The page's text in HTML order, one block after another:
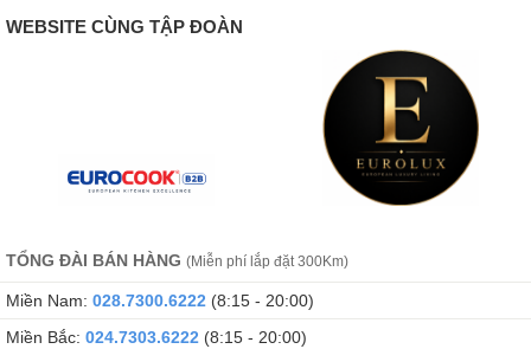
truyền thống.
Sấy ở nhiệt độ thấp (~50–55°C) giúp bảo vệ sợi vải, giữ
Độ ồn thấp chỉ khoảng 64 dB – vận hành êm ái, không gây
cư hoặc nhà nhỏ
WEBSITE CÙNG TẬP ĐOÀN
TỔNG ĐÀI BÁN HÀNG (Miễn phí lắp đặt 300Km)
Miền Nam: 028.7300.6222 (8:15 - 20:00)
Miền Bắc: 024.7303.6222 (8:15 - 20:00)